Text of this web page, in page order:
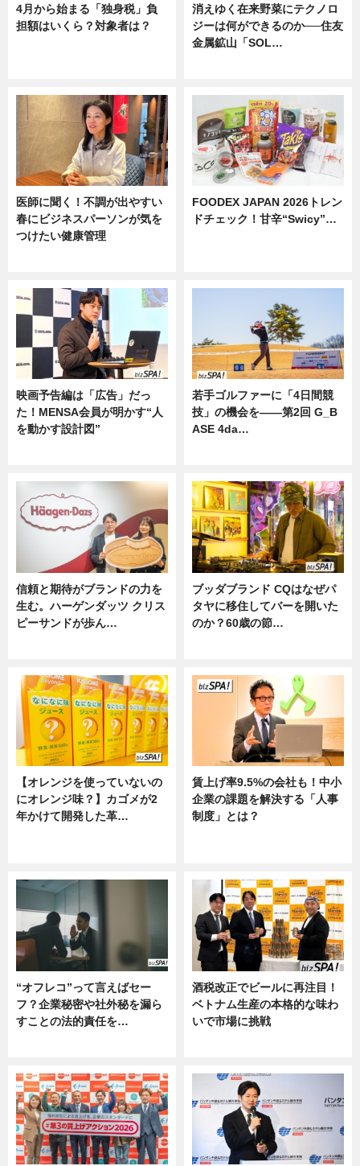
4月から始まる「独身税」負
担額はいくら？対象者は？
消えゆく在来野菜にテクノロ
ジーは何ができるのか──住友
金属鉱山「SOL…
医師に聞く！不調が出やすい
春にビジネスパーソンが気を
つけたい健康管理
FOODEX JAPAN 2026トレン
ドチェック！甘辛“Swicy”…
映画予告編は「広告」だっ
た！MENSA会員が明かす“人
を動かす設計図”
若手ゴルファーに「4日間競
技」の機会を——第2回 G_B
ASE 4da…
信頼と期待がブランドの力を
生む。ハーゲンダッツ クリス
ピーサンドが歩ん…
ブッダブランド CQはなぜパ
タヤに移住してバーを開いた
のか？60歳の節…
【オレンジを使っていないの
にオレンジ味？】カゴメが2
年かけて開発した革…
賃上げ率9.5%の会社も！中小
企業の課題を解決する「人事
制度」とは？
“オフレコ”って言えばセー
フ？企業秘密や社外秘を漏ら
すことの法的責任を…
酒税改正でビールに再注目！
ベトナム生産の本格的な味わ
いで市場に挑戦